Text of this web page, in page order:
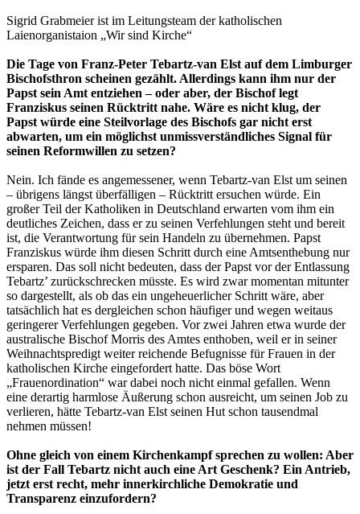
Sigrid Grabmeier ist im Leitungsteam der katholischen
Laienorganistaion „Wir sind Kirche“
Die Tage von Franz-Peter Tebartz-van Elst auf dem Limburger
Bischofsthron scheinen gezählt. Allerdings kann ihm nur der
Papst sein Amt entziehen – oder aber, der Bischof legt
Franziskus seinen Rücktritt nahe. Wäre es nicht klug, der
Papst würde eine Steilvorlage des Bischofs gar nicht erst
abwarten, um ein möglichst unmissverständliches Signal für
seinen Reformwillen zu setzen?
Nein. Ich fände es angemessener, wenn Tebartz-van Elst um seinen
– übrigens längst überfälligen – Rücktritt ersuchen würde. Ein
großer Teil der Katholiken in Deutschland erwarten vom ihm ein
deutliches Zeichen, dass er zu seinen Verfehlungen steht und bereit
ist, die Verantwortung für sein Handeln zu übernehmen. Papst
Franziskus würde ihm diesen Schritt durch eine Amtsenthebung nur
ersparen. Das soll nicht bedeuten, dass der Papst vor der Entlassung
Tebartz’ zurückschrecken müsste. Es wird zwar momentan mitunter
so dargestellt, als ob das ein ungeheuerlicher Schritt wäre, aber
tatsächlich hat es dergleichen schon häufiger und wegen weitaus
geringerer Verfehlungen gegeben. Vor zwei Jahren etwa wurde der
australische Bischof Morris des Amtes enthoben, weil er in seiner
Weihnachtspredigt weiter reichende Befugnisse für Frauen in der
katholischen Kirche eingefordert hatte. Das böse Wort
„Frauenordination“ war dabei noch nicht einmal gefallen. Wenn
eine derartig harmlose Äußerung schon ausreicht, um seinen Job zu
verlieren, hätte Tebartz-van Elst seinen Hut schon tausendmal
nehmen müssen!
Ohne gleich von einem Kirchenkampf sprechen zu wollen: Aber
ist der Fall Tebartz nicht auch eine Art Geschenk? Ein Antrieb,
jetzt erst recht, mehr innerkirchliche Demokratie und
Transparenz einzufordern?